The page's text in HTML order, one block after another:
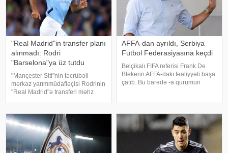
"Real Madrid"in transfer planı
alınmadı: Rodri
"Barselona"ya üz tutdu
"Mançester Siti"nin təcrübəli
mərkəz yarımmüdafiəçisi Rodrinin
"Real Madrid"ə transferi məhz
KONKRET.azxəbər verir ki,
futbolçu son ana qədər "Real"
AFFA-dan ayrıldı, Serbiya
Futbol Federasiyasına keçdi
Belçikalı FIFA referisi Frank De
Blekerin AFFA-dakı fəaliyyəti başa
çatıb. Bu barədə -a qurumun
vəzifəsinə təyin olunan Frank De
Bleker